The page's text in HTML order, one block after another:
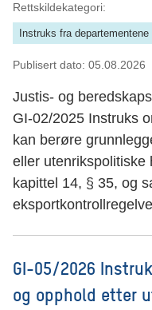
Rettskildekategori:
Instruks fra departementene
Publisert dato: 05.08.2026
Justis- og
GI-02/2025 Instruks
kan berøre
eller utenrikspolitiske
kapittel 14, § 35, og
eksportkontrollregelve
GI-05/2026
og opphold etter